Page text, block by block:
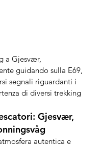
a Gjesvær,
guidando sulla E69,
segnali riguardanti i
di diversi trekking
Gjesvær,
autentica e